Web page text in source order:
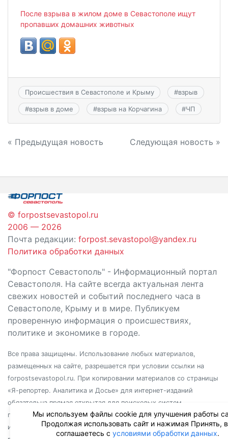
После взрыва в жилом доме в Севастополе ищут
пропавших домашних животных
Происшествия в Севастополе и Крыму #взрыв
#взрыв в доме #взрыв на Корчагина #ЧП
Навигация
записям
« Предыдущая новость Следующая новость »
© forpostsevastopol.ru
2006 — 2026
Почта редакции: forpost.sevastopol@yandex.ru
Политика обработки данных
"Форпост Севастополь" - Информационный портал
Севастополя. На сайте всегда актуальная лента
свежих новостей и событий последнего часа в
Севастополе, Крыму и в мире. Публикуем
проверенную информация о происшествиях,
политике и экономике в городе.
Все права защищены. Использование любых материалов,
размещенных на сайте, разрешается при условии ссылки на
forpostsevastopol.ru. При копировании материалов со страницы
«Я-репортер. Аналитика и Досье» для интернет-изданий
обязательна прямая открытая для поисковых систем
гиперссылка. Независимо от полного или частичного
использования материалов, ссылка должна быть размещена в
Мы используем файлы cookie для улучшения работы
Продолжая использовать сайт и нажимая Принять,
соглашаетесь с условиями обработки данных.